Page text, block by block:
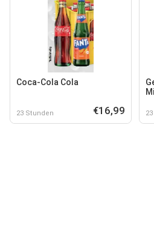
Coca-Cola Cola
23 Stunden €16,99